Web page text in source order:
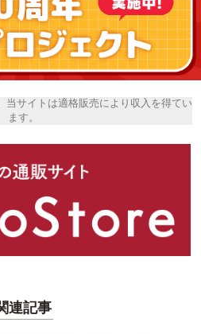
当サイトは適格販売により収入を得てい
ます。
連記事